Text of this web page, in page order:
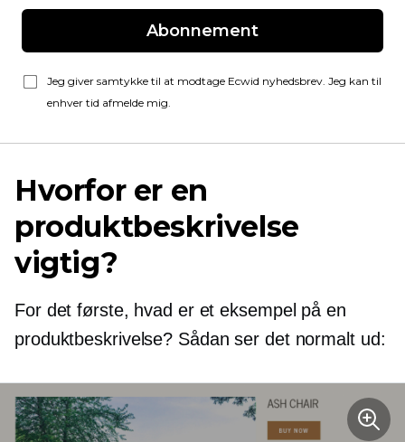
Abonnement
Jeg giver samtykke til at modtage Ecwid nyhedsbrev. Jeg kan til
enhver tid afmelde mig.
Hvorfor er en
produktbeskrivelse
vigtig?
For det første, hvad er et eksempel på en
produktbeskrivelse? Sådan ser det normalt ud: